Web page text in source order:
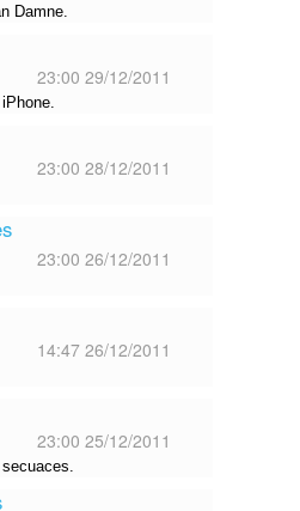
Damne.
23:00 29/12/2011
23:00 28/12/2011
23:00 26/12/2011
14:47 26/12/2011
23:00 25/12/2011